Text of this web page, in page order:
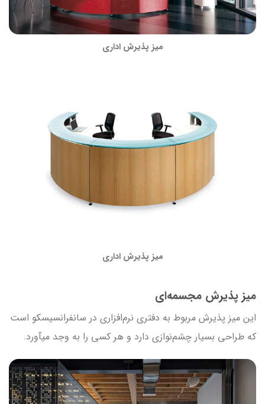
میز پذیرش اداری
میز پذیرش اداری
میز پذیرش مجسمه‌ای
این میز پذیرش مربوط به دفتری نرم‌افزاری در سانفرانسیسکو است
که طراحی بسیار چشم‌نوازی دارد و هر کسی را به وجد می‎آورد.